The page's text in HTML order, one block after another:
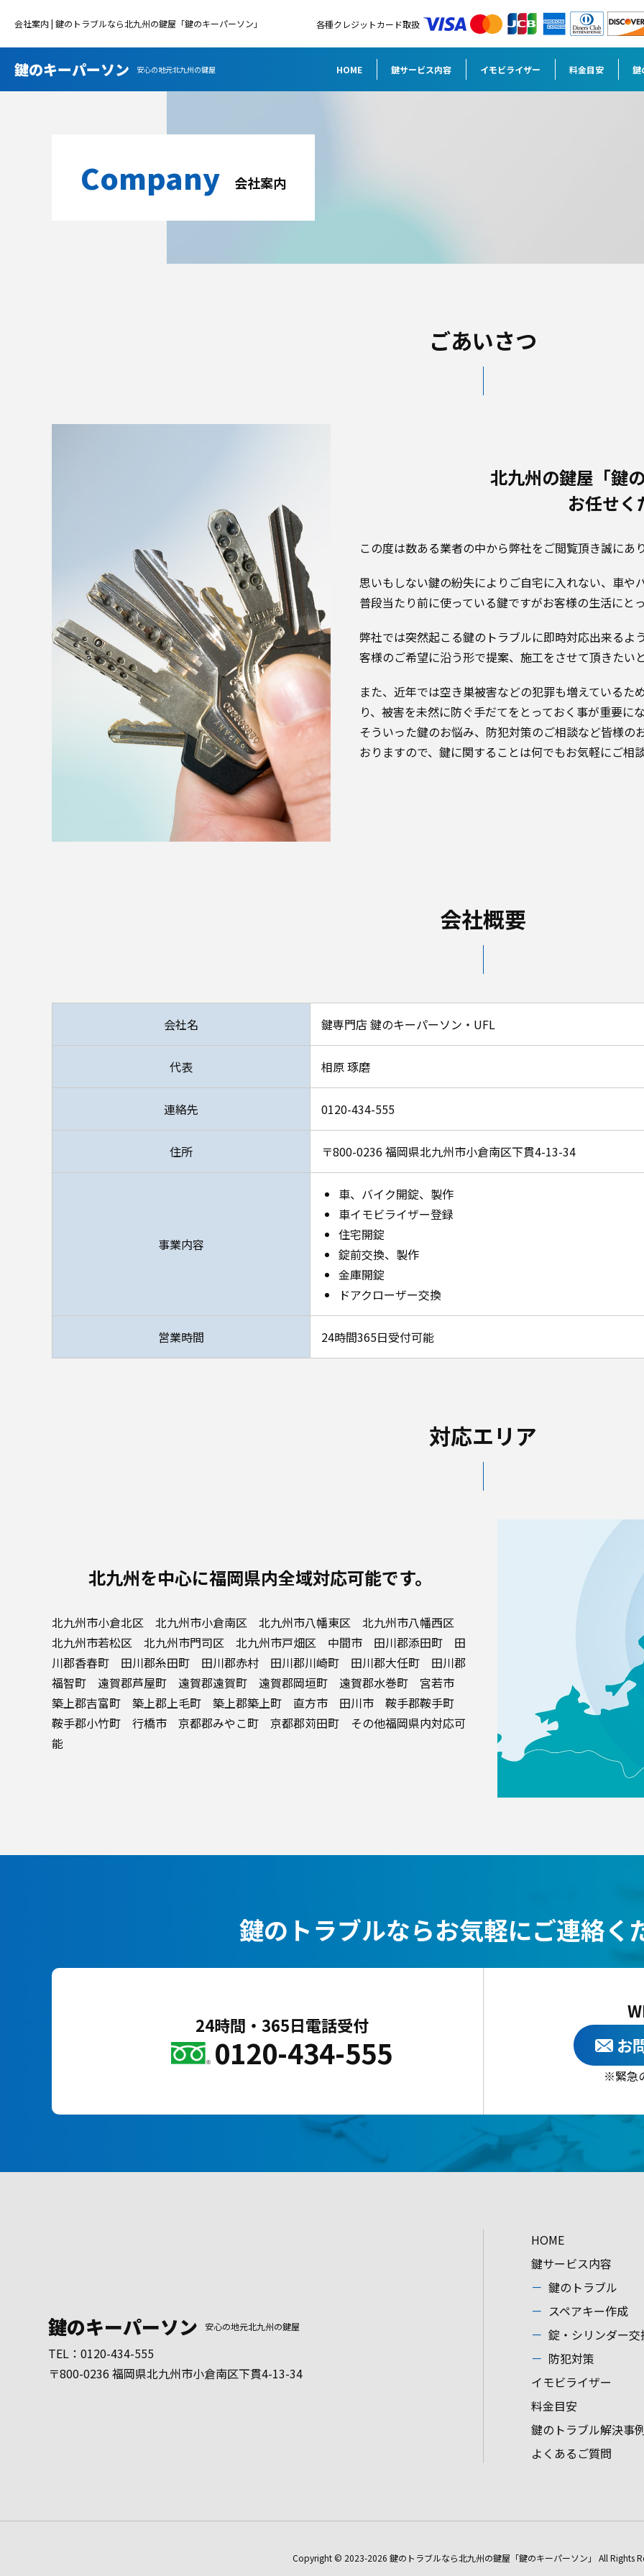
会社案内 | 鍵のトラブルなら北九州の鍵屋「鍵のキーパーソン」 各種クレジットカード取扱
鍵のキーパーソン 安心の地元北九州の鍵屋 HOME 鍵サービス内容 イモビライザー 料金目安 鍵
Company 会社案内
ごあいさつ
北九州の鍵屋 「鍵
お任せく
この度は数ある業者の中から弊社をご閲覧頂き誠にあ
思いもしない鍵の紛失によりご自宅に入れない、車
普段当たり前に使っている鍵ですがお客様の生活にと
弊社では突然起こる鍵のトラブルに即時対応出来る
客様のご希望に沿う形で提案、施工をさせて頂きたい
また、近年では空き巣被害などの犯罪も増えている
り、被害を未然に防ぐ手だてをとっておく事が重要に
そういった鍵のお悩み、防犯対策のご相談など皆様
おりますので、鍵に関することは何でもお気軽にご相
会社概要
会社名 鍵専門店 鍵のキーパーソン・UFL
代表 相原 琢磨
連絡先 0120-434-555
住所 〒800-0236福岡県北九州市小倉南区下貫4-13-34
事業内容
車、バイク開錠、製作
車イモビライザー登録
住宅開錠
錠前交換、製作
金庫開錠
ドアクローザー交換
営業時間 24時間365日受付可能
対応エリア
北九州を中心に福岡県内全域対応可能です。
北九州市小倉北区 北九州市小倉南区 北九州市八幡東区 北九州市八幡西区
北九州市若松区 北九州市門司区 北九州市戸畑区 中間市 田川郡添田町 田
川郡香春町 田川郡糸田町 田川郡赤村 田川郡川崎町 田川郡大任町 田川郡
福智町 遠賀郡芦屋町 遠賀郡遠賀町 遠賀郡岡垣町 遠賀郡水巻町 宮若市
築上郡吉富町 築上郡上毛町 築上郡築上町 直方市 田川市 鞍手郡鞍手町
鞍手郡小竹町 行橋市 京都郡みやこ町 京都郡苅田町 その他福岡県内対応可
能
鍵のトラブルならお気軽にご連絡く
24時間・365日電話受付
0120-434-555
お
緊急
鍵のキーパーソン 安心の地元北九州の鍵屋
TEL：0120-434-555
〒800-0236 福岡県北九州市小倉南区下貫4-13-34
HOME
鍵サービス内容
鍵のトラブル
スペアキー作成
錠・シリンダー交
防犯対策
イモビライザー
料金目安
鍵のトラブル解決事
よくあるご質問
Copyright © 2023-2026 鍵のトラブルなら北九州の鍵屋「鍵のキーパーソン」 All Rights